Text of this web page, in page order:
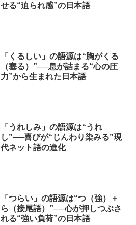
せる“迫られ感”の日本語
「くるしい」の語源は“胸がくる
（塞る）”──息が詰まる“心の圧
力”から生まれた日本語
「うれしみ」の語源は“うれ
し”──喜びが“じんわり染みる”現
代ネット語の進化
「つらい」の語源は“つ（強）＋
ら（接尾語）”──心が押しつぶさ
れる“強い負荷”の日本語